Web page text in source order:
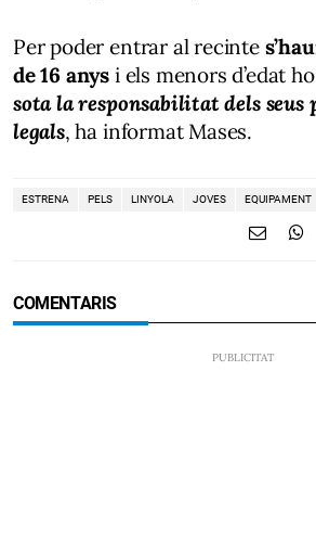
Per poder entrar al recinte
de 16 anys i els menors d’edat
sota la responsabilitat dels seus
legals, ha informat Mases.
ESTRENA PELS LINYOLA JOVES EQUIPAMENT
COMENTARIS